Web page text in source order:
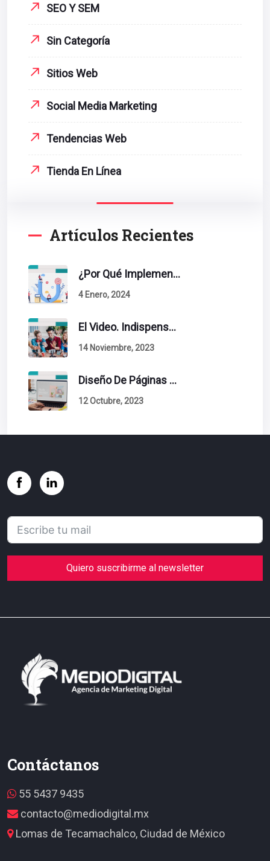
SEO Y SEM
Sin Categoría
Sitios Web
Social Media Marketing
Tendencias Web
Tienda En Línea
Artículos Recientes
¿Por Qué Implementar La Metodología Inbound Marketing En Tu Empresa?
4 Enero, 2024
El Video. Indispensable En Tu Estrategia De Contenidos.
14 Noviembre, 2023
Diseño De Páginas Web. Esto Debe Tener Un Sitio Exitoso.
12 Octubre, 2023
Quiero suscribirme al newsletter
Contáctanos
55 5437 9435
contacto@mediodigital.mx
Lomas de Tecamachalco, Ciudad de México